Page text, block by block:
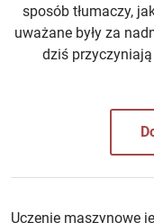
sposób tłumaczy,
uważane były za
dziś
Uczenie maszynowe